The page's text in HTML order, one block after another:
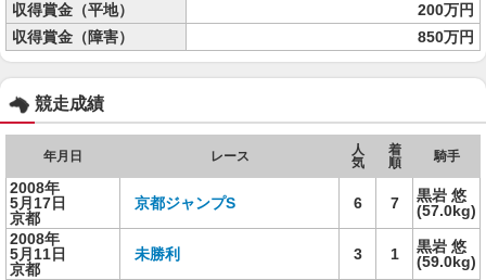
収得賞金（平地）
200万円
収得賞金（障害）
850万円
競走成績
年月日 レース
人
気
着
順
騎手
2008年
5月17日
京都
京都ジャンプS 6 7
黒岩 悠
(57.0kg)
2008年
5月11日
京都
未勝利 3 1
黒岩 悠
(59.0kg)